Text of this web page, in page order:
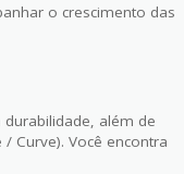
o crescimento das
além de
Curve). Você encontra